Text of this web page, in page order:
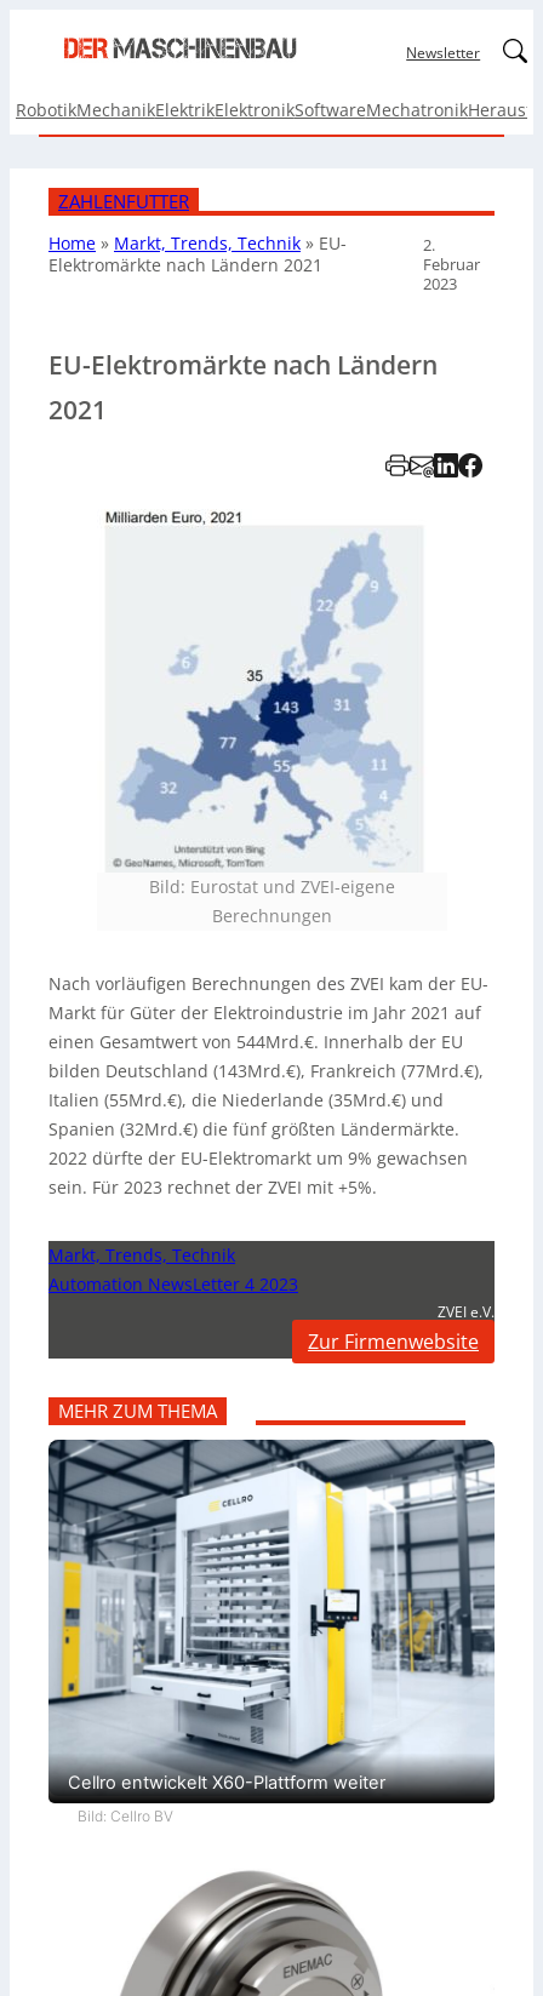
Newsletter
RobotikMechanikElektrikElektronikSoftwareMechatronik
ZAHLENFUTTER
Home » Markt, Trends, Technik » EU-
Elektromärkte nach Ländern 2021
2.
Februar
2023
EU-Elektromärkte nach Ländern
2021
Bild: Eurostat und ZVEI-eigene
Berechnungen
Nach vorläufigen Berechnungen des ZVEI kam der EU-
Markt für Güter der Elektroindustrie im Jahr 2021 auf
einen Gesamtwert von 544Mrd.€. Innerhalb der EU
bilden Deutschland (143Mrd.€), Frankreich (77Mrd.€),
Italien (55Mrd.€), die Niederlande (35Mrd.€) und
Spanien (32Mrd.€) die fünf größten Ländermärkte.
2022 dürfte der EU-Elektromarkt um 9% gewachsen
sein. Für 2023 rechnet der ZVEI mit +5%.
Markt, Trends, Technik
Automation NewsLetter 4 2023
ZVEI e.V.
Zur Firmenwebsite
MEHR ZUM THEMA
Cellro entwickelt X60-Plattform weiter
Bild: Cellro BV